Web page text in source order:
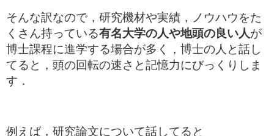
そんな訳なので，研究機材や実績，ノウハウをた
くさん持っている有名大学の人や地頭の良い人 が
博士課程に進学する場合が多く，博士の人と話し
てると，頭の回転の速さと記憶力にびっくりしま
す．
例えば，研究論文について話してると